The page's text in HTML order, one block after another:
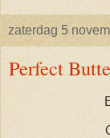
zaterdag 5
Perfect